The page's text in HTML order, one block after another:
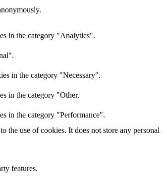
in the category "Analytics".
in the category "Necessary".
in the category "Other.
in the category "Performance".
the use of cookies. It does not store any personal
features.